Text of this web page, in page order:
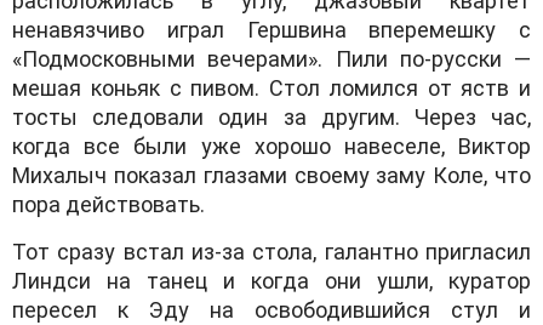
ненавязчиво играл Гершвина вперемешку с
«Подмосковными вечерами». Пили по-русски —
мешая коньяк с пивом. Стол ломился от яств и
тосты следовали один за другим. Через час,
когда все были уже хорошо навеселе, Виктор
Михалыч показал глазами своему заму Коле, что
пора действовать.
Тот сразу встал из-за стола, галантно пригласил
Линдси на танец и когда они ушли, куратор
пересел к Эду на освободившийся стул и